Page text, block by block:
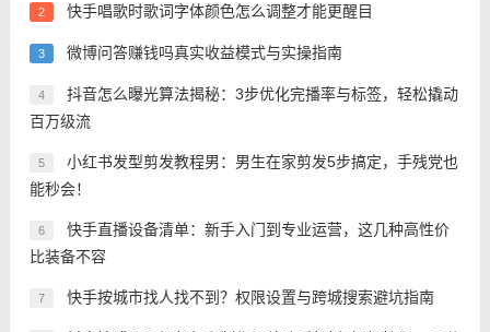
2 快手唱歌时歌词字体颜色怎么调整才能更醒目
3 微博问答赚钱吗真实收益模式与实操指南
4
抖音怎么曝光算法揭秘：3步优化完播率与标签，轻松撬动
百万级流
5
小红书发型剪发教程男：男生在家剪发5步搞定，手残党也
能秒会！
6
快手直播设备清单：新手入门到专业运营，这几种高性价
比装备不容
7 快手按城市找人找不到？权限设置与跨城搜索避坑指南